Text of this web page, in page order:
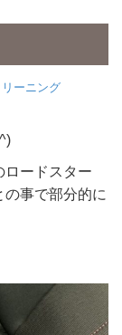
ーニング
ロードスター
事で部分的に